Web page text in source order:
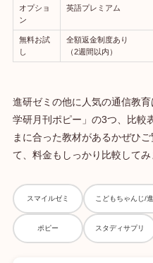
オプショ
ン
英語プレミアム
無料お試
し
全額返金制度あり
（2週間以内）
進研ゼミの他に人気の通信教
学研月刊ポピー」の3つ、比較
まに合った教材があるかぜひ
て、料金もしっかり比較してみ
スマイルゼミ こどもちゃんじ/
ポピー スタディサプリ